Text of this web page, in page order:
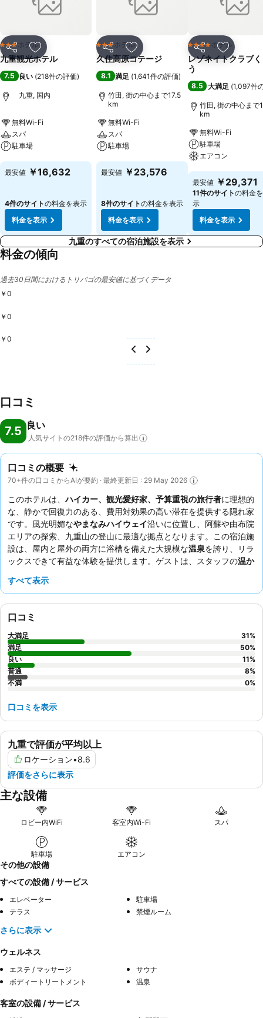
シェア お気に入りに追加
3 ホテルのランク
ホテル
九重観光ホテル
7.5 良い (218件の評価)
九重, 国内
無料Wi-Fi
スパ
駐車場
料金を表示
最安値 ￥16,632
4件のサイトの料金を表示
料金を表示
シェア お気に入りに追加
3 ホテルのランク
ホテル
久住高原コテージ
8.1 満足 (1,641件の評価)
竹田, 街の中心まで17.5
km
無料Wi-Fi
スパ
駐車場
料金を表示
最安値 ￥23,576
8件のサイトの料金を表示
料金を表示
シェア お気に入
4 ホテルのランク
ホテル
レゾネイトクラブ
う
8.5 大満足 (1,097件
竹田, 街の中心まで
km
無料Wi-Fi
駐車場
エアコン
料金を表示
最安値 ￥29,371
11件のサイトの料金
示
料金を表示
九重のすべての宿泊施設を表示
料金の傾向
過去30日間におけるトリバゴの最安値に基づくデータ
￥0
￥0
￥0
口コミ
7.5 良い
人気サイトの218件の評価から算出
口コミの概要
70+件の口コミからAIが要約 · 最終更新日 : 29 May 2026
このホテルは、ハイカー、観光愛好家、予算重視の旅行者に理想的
な、静かで回復力のある、費用対効果の高い滞在を提供する隠れ家
です。風光明媚なやまなみハイウェイ沿いに位置し、阿蘇や由布院
エリアの探索、九重山の登山に最適な拠点となります。この宿泊施
設は、屋内と屋外の両方に浴槽を備えた大規模な温泉を誇り、リラ
ックスできて有益な体験を提供します。ゲストは、スタッフの温か
食事を一貫して高く評価しています。より広々とした体験を求める
すべて表示
九重で評価が平均以上
ロケーション•8.6
評価をさらに表示
口コミ
大満足 31%
満足
50%
良い
11%
普通
8%
不満
0%
口コミを表示
主な設備
ロビー内WiFi 客室内Wi-Fi スパ
駐車場 エアコン
その他の設備
すべての設備 / サービス
エレベーター
駐車場
テラス
禁煙ルーム
さらに表示
ウェルネス
エステ / マッサージ
サウナ
ボディートリートメント
温泉
客室の設備 / サービス